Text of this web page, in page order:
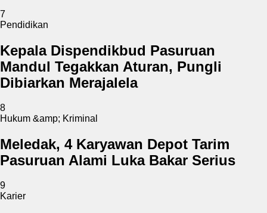
7
Pendidikan
Kepala Dispendikbud Pasuruan
Mandul Tegakkan Aturan, Pungli
Dibiarkan Merajalela
8
Hukum &amp; Kriminal
Meledak, 4 Karyawan Depot Tarim
Pasuruan Alami Luka Bakar Serius
9
Karier